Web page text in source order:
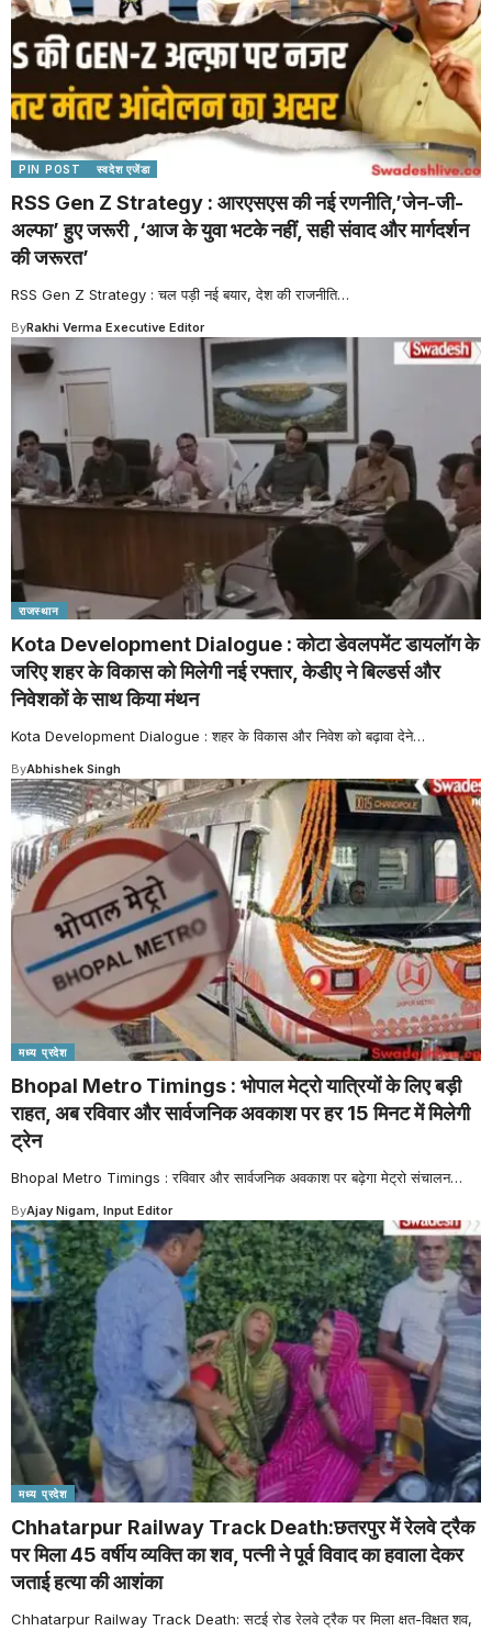
PIN POST स्वदेश एजेंडा
RSS Gen Z Strategy : आरएसएस की नई रणनीति,’जेन-जी-
अल्फा’ हुए जरूरी ,‘आज के युवा भटके नहीं, सही संवाद और मार्गदर्शन
की जरूरत’
RSS Gen Z Strategy : चल पड़ी नई बयार, देश की राजनीति…
ByRakhi Verma Executive Editor
राजस्थान
Kota Development Dialogue : कोटा डेवलपमेंट डायलॉग के
जरिए शहर के विकास को मिलेगी नई रफ्तार, केडीए ने बिल्डर्स और
निवेशकों के साथ किया मंथन
Kota Development Dialogue : शहर के विकास और निवेश को बढ़ावा देने…
ByAbhishek Singh
मध्य प्रदेश
Bhopal Metro Timings : भोपाल मेट्रो यात्रियों के लिए बड़ी
राहत, अब रविवार और सार्वजनिक अवकाश पर हर 15 मिनट में मिलेगी
ट्रेन
Bhopal Metro Timings : रविवार और सार्वजनिक अवकाश पर बढ़ेगा मेट्रो संचालन…
ByAjay Nigam, Input Editor
मध्य प्रदेश
Chhatarpur Railway Track Death:छतरपुर में रेलवे ट्रैक
पर मिला 45 वर्षीय व्यक्ति का शव, पत्नी ने पूर्व विवाद का हवाला देकर
जताई हत्या की आशंका
Chhatarpur Railway Track Death: सटई रोड रेलवे ट्रैक पर मिला क्षत-विक्षत शव,